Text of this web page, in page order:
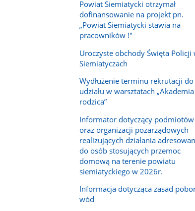
Powiat Siemiatycki otrzymał
dofinansowanie na projekt pn.
„Powiat Siemiatycki stawia na
pracowników !"
Uroczyste obchody Święta Policji
Siemiatyczach
Wydłużenie terminu rekrutacji do
udziału w warsztatach „Akademia
rodzica”
Informator dotyczący podmiotów
oraz organizacji pozarządowych
realizujących działania
do osób stosujących przemoc
domową na terenie powiatu
siemiatyckiego w 2026r.
Informacja dotycząca zasad
wód